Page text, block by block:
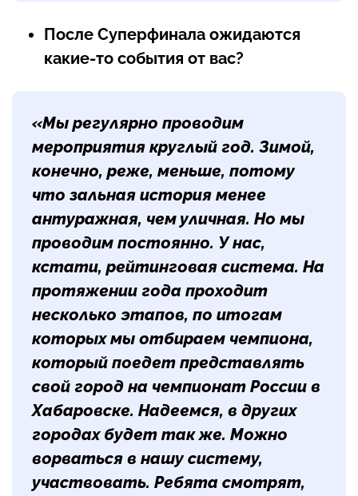
После Суперфинала ожидаются
какие-то события от вас?
«Мы регулярно проводим
мероприятия круглый год. Зимой,
конечно, реже, меньше, потому
что зальная история менее
антуражная, чем уличная. Но мы
проводим постоянно. У нас,
кстати, рейтинговая система. На
протяжении года проходит
несколько этапов, по итогам
которых мы отбираем чемпиона,
который поедет представлять
свой город на чемпионат России в
Хабаровске. Надеемся, в других
городах будет так же. Можно
ворваться в нашу систему,
участвовать. Ребята смотрят,